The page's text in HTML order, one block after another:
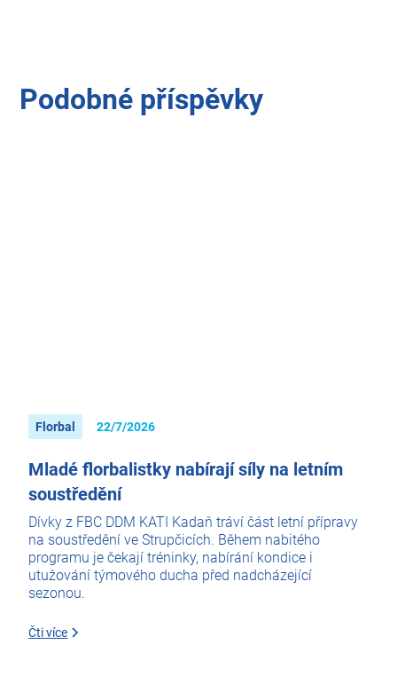
Podobné příspěvky
Florbal 22/7/2026
Mladé florbalistky nabírají síly na letním
soustředění
Dívky z FBC DDM KATI Kadaň tráví část letní přípravy
na soustředění ve Strupčicích. Během nabitého
programu je čekají tréninky, nabírání kondice i
utužování týmového ducha před nadcházející
sezonou.
Čti více